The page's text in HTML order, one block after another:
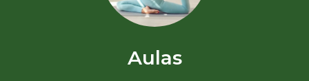
Aulas